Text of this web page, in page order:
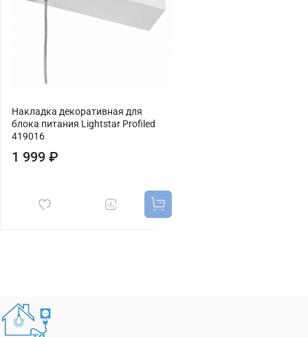
Накладка декоративная для
блока питания Lightstar Profiled
419016
1 999 ₽